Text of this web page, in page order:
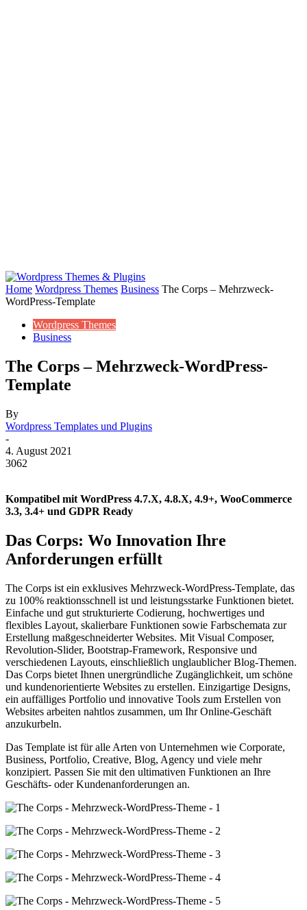
Home Wordpress Themes Business The Corps – Mehrzweck-
WordPress-Template
Wordpress Themes
Business
The Corps – Mehrzweck-WordPress-
Template
By
Wordpress Templates und Plugins
-
4. August 2021
3062
Kompatibel mit WordPress 4.7.X, 4.8.X, 4.9+, WooCommerce
3.3, 3.4+ und GDPR Ready
Das Corps: Wo Innovation Ihre
Anforderungen erfüllt
The Corps ist ein exklusives Mehrzweck-WordPress-Template, das
zu 100% reaktionsschnell ist und leistungsstarke Funktionen bietet.
Einfache und gut strukturierte Codierung, hochwertiges und
flexibles Layout, skalierbare Funktionen sowie Farbschemata zur
Erstellung maßgeschneiderter Websites. Mit Visual Composer,
Revolution-Slider, Bootstrap-Framework, Responsive und
verschiedenen Layouts, einschließlich unglaublicher Blog-Themen.
Das Corps bietet Ihnen unergründliche Zugänglichkeit, um schöne
und kundenorientierte Websites zu erstellen. Einzigartige Designs,
ein auffälliges Portfolio und innovative Tools zum Erstellen von
Websites arbeiten nahtlos zusammen, um Ihr Online-Geschäft
anzukurbeln.
Das Template ist für alle Arten von Unternehmen wie Corporate,
Business, Portfolio, Creative, Blog, Agency und viele mehr
konzipiert. Passen Sie mit den ultimativen Funktionen an Ihre
Geschäfts- oder Kundenanforderungen an.